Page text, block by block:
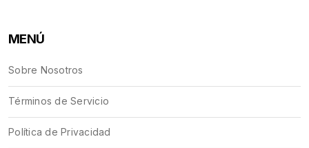
MENÚ
Sobre Nosotros
Términos de Servicio
Política de Privacidad